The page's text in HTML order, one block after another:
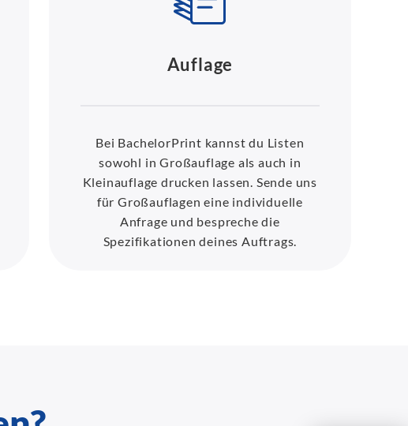
Auflage
Bei BachelorPrint kannst du Listen
sowohl in Großauflage als auch in
Kleinauflage drucken lassen. Sende uns
für Großauflagen eine individuelle
Anfrage und bespreche die
Spezifikationen deines Auftrags.